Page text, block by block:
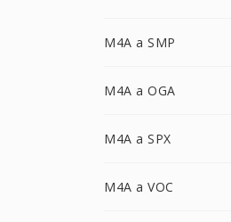
M4A a SMP
M4A a OGA
M4A a SPX
M4A a VOC